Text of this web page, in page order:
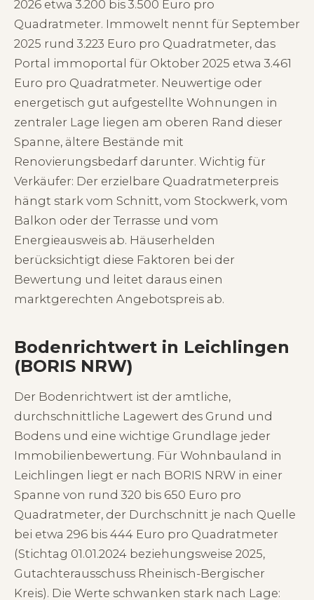
2026 etwa 3.200 bis 3.500 Euro pro
Quadratmeter. Immowelt nennt für September
2025 rund 3.223 Euro pro Quadratmeter, das
Portal immoportal für Oktober 2025 etwa 3.461
Euro pro Quadratmeter. Neuwertige oder
energetisch gut aufgestellte Wohnungen in
zentraler Lage liegen am oberen Rand dieser
Spanne, ältere Bestände mit
Renovierungsbedarf darunter. Wichtig für
Verkäufer: Der erzielbare Quadratmeterpreis
hängt stark vom Schnitt, vom Stockwerk, vom
Balkon oder der Terrasse und vom
Energieausweis ab. Häuserhelden
berücksichtigt diese Faktoren bei der
Bewertung und leitet daraus einen
marktgerechten Angebotspreis ab.
Bodenrichtwert in Leichlingen
(BORIS NRW)
Der Bodenrichtwert ist der amtliche,
durchschnittliche Lagewert des Grund und
Bodens und eine wichtige Grundlage jeder
Immobilienbewertung. Für Wohnbauland in
Leichlingen liegt er nach BORIS NRW in einer
Spanne von rund 320 bis 650 Euro pro
Quadratmeter, der Durchschnitt je nach Quelle
bei etwa 296 bis 444 Euro pro Quadratmeter
(Stichtag 01.01.2024 beziehungsweise 2025,
Gutachterausschuss Rheinisch-Bergischer
Kreis). Die Werte schwanken stark nach Lage: